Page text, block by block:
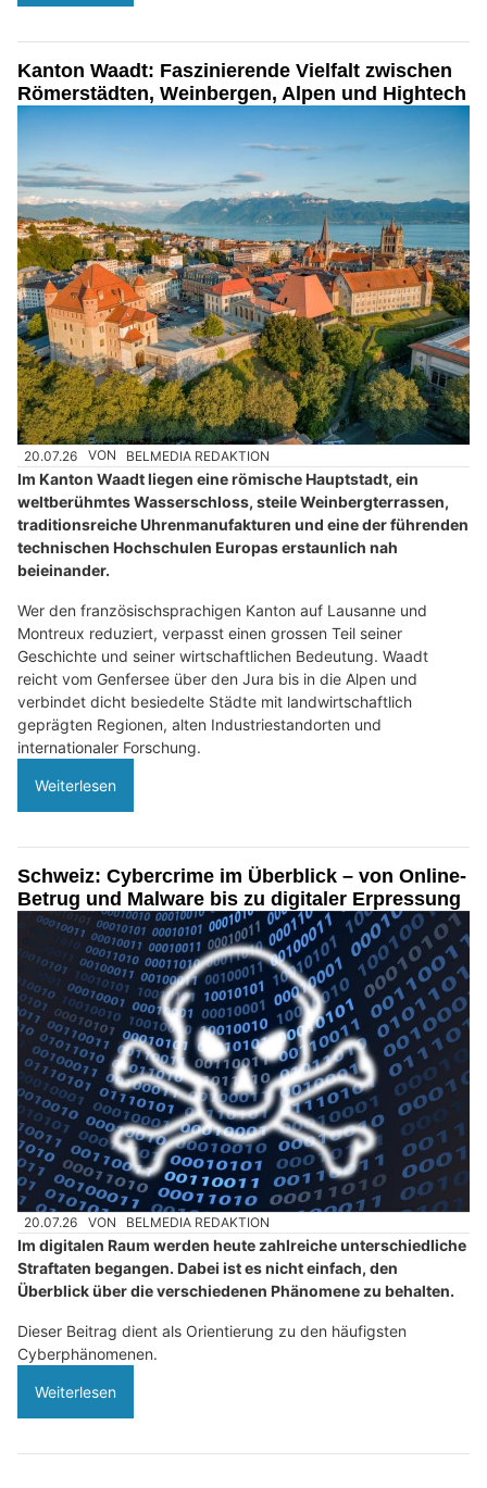
Kanton Waadt: Faszinierende Vielfalt zwischen
Römerstädten, Weinbergen, Alpen und Hightech
20.07.26 VON BELMEDIA REDAKTION
Im Kanton Waadt liegen eine römische Hauptstadt, ein
weltberühmtes Wasserschloss, steile Weinbergterrassen,
traditionsreiche Uhrenmanufakturen und eine der führenden
technischen Hochschulen Europas erstaunlich nah
beieinander.
Wer den französischsprachigen Kanton auf Lausanne und
Montreux reduziert, verpasst einen grossen Teil seiner
Geschichte und seiner wirtschaftlichen Bedeutung. Waadt
reicht vom Genfersee über den Jura bis in die Alpen und
verbindet dicht besiedelte Städte mit landwirtschaftlich
geprägten Regionen, alten Industriestandorten und
internationaler Forschung.
Weiterlesen
Schweiz: Cybercrime im Überblick – von Online-
Betrug und Malware bis zu digitaler Erpressung
20.07.26 VON BELMEDIA REDAKTION
Im digitalen Raum werden heute zahlreiche unterschiedliche
Straftaten begangen. Dabei ist es nicht einfach, den
Überblick über die verschiedenen Phänomene zu behalten.
Dieser Beitrag dient als Orientierung zu den häufigsten
Cyberphänomenen.
Weiterlesen